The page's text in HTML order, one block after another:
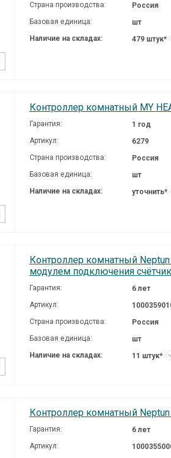
Страна производства:
Россия
Базовая единица:
шт
Наличие на складах:
479 штук*
Контроллер комнатный MY
Гарантия:
1 год
Артикул:
6279
Страна производства:
Россия
Базовая единица:
шт
Наличие на складах:
уточнить*
Контроллер комнатный
модулем подключения
Гарантия:
6 лет
Артикул:
Страна производства:
Россия
Базовая единица:
шт
Наличие на складах:
11 штук*
Контроллер комнатный
Гарантия:
6 лет
Артикул: